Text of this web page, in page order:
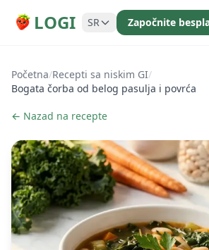
LOGI SR Započnite
Početna/Recepti sa niskim GI/
Bogata čorba od belog pasulja i povrća
← Nazad na recepte